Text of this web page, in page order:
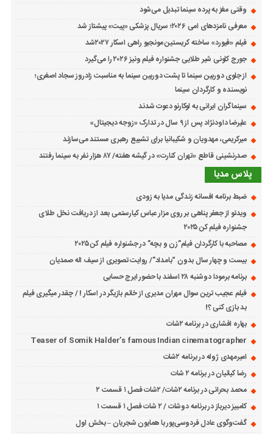
وقتی مغز به پرده سینما تبدیل می‌شود
معرفی نامزدهای امی ۲۰۲۶؛ سریال پزشکی «پیت» پیشتاز شد
فیلم «فیورد» ساخته کریستین مونجیو راهی اسکار ۲۰۲۷شد
جورج کلونی شیر طلایی جشنواره فیلم ونیز ۲۰۲۶ را می‌گیرد
از جلوی دوربین سینما تا پشت دوربین سینما به مناسبت زادروز سجاد اصغری؛
نویسنده و کارگردان سینما
سینماگران ایرانی به لوکارنو دعوت شدند
علیرضا داودنژاد پس از ۹ سال در تدارک «زوجه دیجیتال»
میرکریمی، مهدویان و شکیبانیا برای تشییع رهبری مستند می‌سازند
صدرنشینی قاطع «تهران کنارت» در گیشه هفته/ ۸۷ هزار نفر به سینما رفتند
پلاس مدیا
ضبط برنامه افسانه زندگی مدیا به زودی
ویدئو از جعفر پناهی بر روی مزار عباس کیارستمی بعد از دریافت نخل طلای
جشنواره فیلم کن ۲۰۲۵
مصاحبه با کارگردان فیلم”زن و بچه” در جشنواره فیلم کن ۲۰۲۵
بیست و چهار سال بدون “بامداد”/ روایت تصویری از سیف اله صمدیان
برنامه برمودا دوشنبه ۲۸ اسفند با حضور ایرج حسابی
فیلم عجیب ترین سوال مهران مدیری از خانم بازیگر در اسکار ! / چقدر میگیری فیلم
بد بازی کنی ؟!
بهاره افشاری در برنامه ۲شات
Teaser of Somik Halder’s famous Indian cinematographer
امیرمهدی ژوله در برنامه ۲شات
رضا کیانیان در برنامه ۲ شات
محمد بحرانی در برنامه ۲شات/ ۲شات فصل ۱ قسمت ۲
کامبیز دیرباز در برنامه دوشات / ۲ شات فصل ۱ قسمت ۱
گفت‌وگوی عادل فردوسی‌پور با همایون شجریان – بخش اول